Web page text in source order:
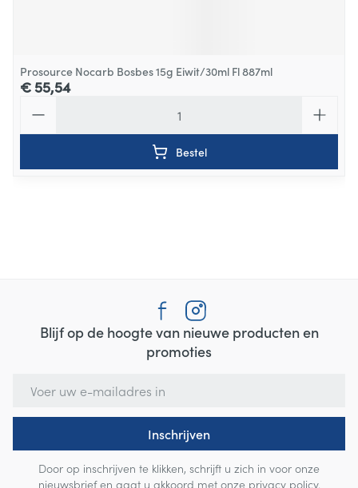
Prosource Nocarb Bosbes 15g Eiwit/30ml Fl 887ml
€ 55,54
Bestel
Blijf op de hoogte van nieuwe producten en
promoties
Inschrijven
Door op inschrijven te klikken, schrijft u zich in voor onze
nieuwsbrief en gaat u akkoord met onze privacy policy.